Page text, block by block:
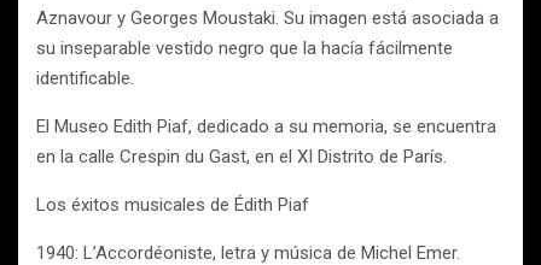
Aznavour y Georges Moustaki. Su imagen está asociada a
su inseparable vestido negro que la hacía fácilmente
identificable.
El Museo Edith Piaf, dedicado a su memoria, se encuentra
en la calle Crespin du Gast, en el XI Distrito de París.
Los éxitos musicales de Édith Piaf
1940: L’Accordéoniste, letra y música de Michel Emer.